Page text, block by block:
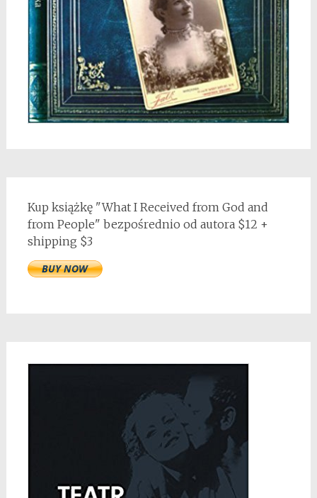
Kup książkę "What I Received from God and
from People" bezpośrednio od autora $12 +
shipping $3